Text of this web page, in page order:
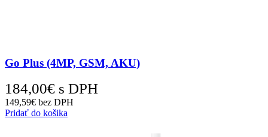
Go Plus (4MP, GSM, AKU)
184,00€ s DPH
149,59€ bez DPH
Pridať do košika